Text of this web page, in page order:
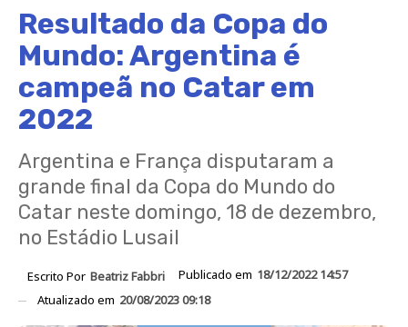
Resultado da Copa do
Mundo: Argentina é
campeã no Catar em
2022
Argentina e França disputaram a
grande final da Copa do Mundo do
Catar neste domingo, 18 de dezembro,
no Estádio Lusail
Escrito Por Beatriz Fabbri Publicado em 18/12/2022 14:57
Atualizado em 20/08/2023 09:18